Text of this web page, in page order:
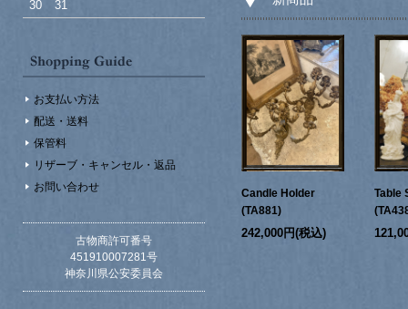
30
31
お支払い方法
配送・送料
保管料
リザーブ・キャンセル・返品
お問い合わせ
古物商許可番号
451910007281号
神奈川県公安委員会
Candle Holder
(TA881)
242,000円(税込)
Table